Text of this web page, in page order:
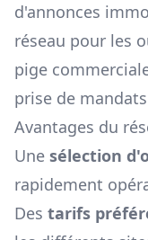
d'annonces
réseau pour les
pige
prise de
Avantages du
Une sélection
rapidement
Des tarifs